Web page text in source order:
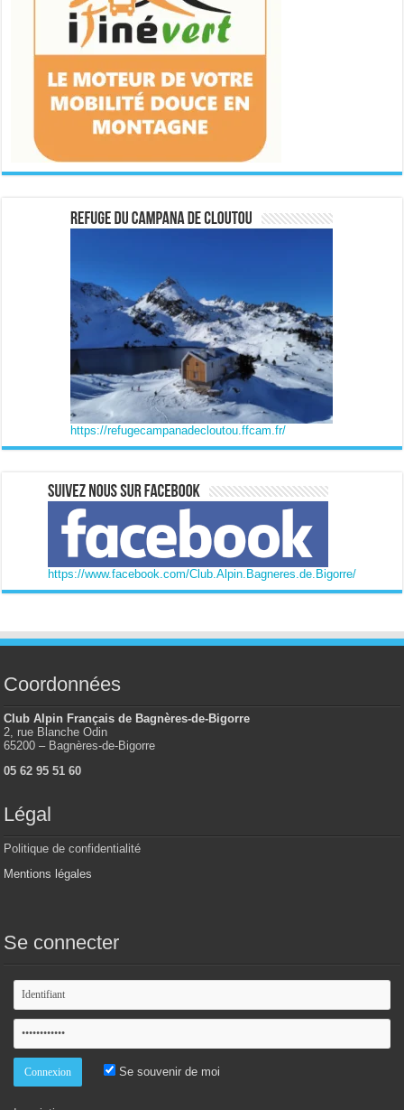
https://refugecampanadecloutou.ffcam.fr/
https://www.facebook.com/Club.Alpin.Bagneres.de.Bigorre/
Coordonnées
Club Alpin Français de Bagnères-de-Bigorre
2, rue Blanche Odin
65200 – Bagnères-de-Bigorre
05 62 95 51 60
Légal
Politique de confidentialité
Mentions légales
Se connecter
Se souvenir de moi